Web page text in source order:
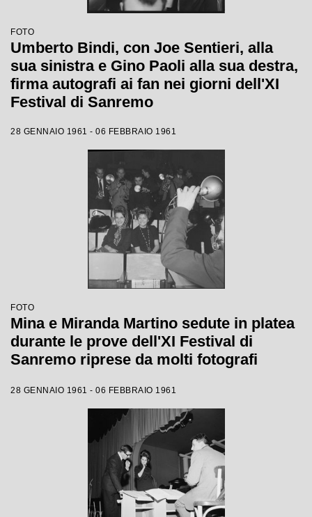
FOTO
Umberto Bindi, con Joe Sentieri, alla
sua sinistra e Gino Paoli alla sua destra,
firma autografi ai fan nei giorni dell'XI
Festival di Sanremo
28 GENNAIO 1961 - 06 FEBBRAIO 1961
FOTO
Mina e Miranda Martino sedute in platea
durante le prove dell'XI Festival di
Sanremo riprese da molti fotografi
28 GENNAIO 1961 - 06 FEBBRAIO 1961